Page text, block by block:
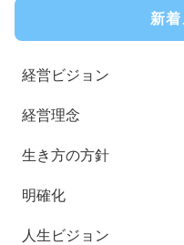
新
経営ビジョン
経営理念
生き方の方針
明確化
人生ビジョン